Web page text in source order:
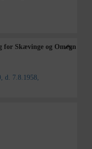
for Skævinge og Omegn
d. 7.8.1958,